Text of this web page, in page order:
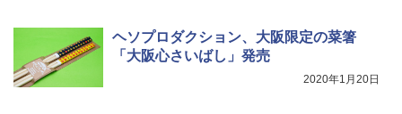
ヘソプロダクション、大阪限定の菜箸
「大阪心さいばし」発売
2020年1月20日